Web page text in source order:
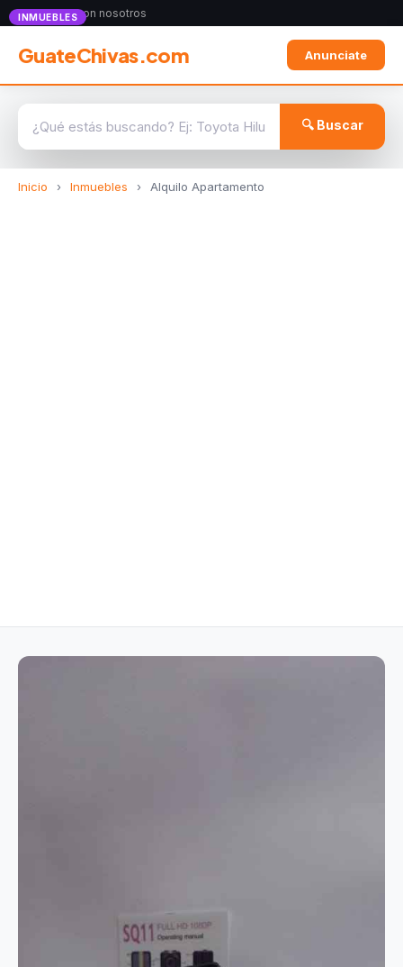
Anunciate con nosotros
GuateChivas.com Anunciate
🔍 Buscar
Inicio › Inmuebles › Alquilo Apartamento
INMUEBLES